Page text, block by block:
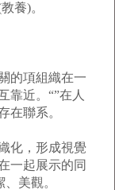
養)。
的項組織在一
靠近。“”在人
在聯系。
化，形成視覺
一起展示的同
美觀。